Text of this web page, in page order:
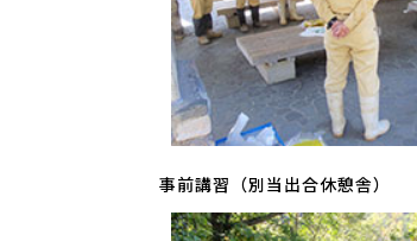
事前講習（別当出合休憩舎）